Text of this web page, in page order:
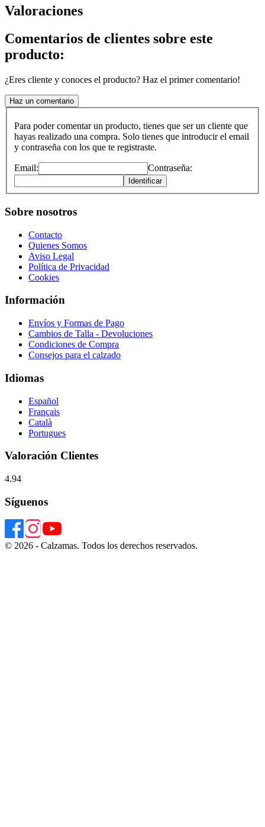
Valoraciones
Comentarios de clientes sobre este
producto:
¿Eres cliente y conoces el producto? Haz el primer comentario!
Haz un comentario
Para poder comentar un producto, tienes que ser un cliente que
hayas realizado una compra. Solo tienes que introducir el email
y contraseña con los que te registraste.
Email: Contraseña:
Identificar
Sobre nosotros
Contacto
Quienes Somos
Aviso Legal
Política de Privacidad
Cookies
Información
Envíos y Formas de Pago
Cambios de Talla - Devoluciones
Condiciones de Compra
Consejos para el calzado
Idiomas
Español
Français
Català
Portugues
Valoración Clientes
4.94
Síguenos
© 2026 - Calzamas. Todos los derechos reservados.